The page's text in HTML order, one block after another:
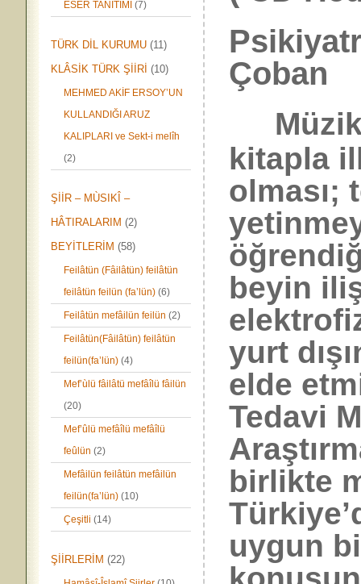
ESER TANITIMI (7)
TÜRK DİL KURUMU (11)
KLÂSİK TÜRK ŞİİRİ (10)
MEHMED AKİF ERSOY’UN
KULLANDIĞI ARUZ
KALIPLARI ve Sekt-i melîh
(2)
ŞİİR – MÙSIKÎ –
HÂTIRALARIM (2)
BEYİTLERİM (58)
Feilâtün (Fâilâtün) feilâtün
feilâtün feilün (fa’lün) (6)
Feilâtün mefâilün feilün (2)
Feilâtün(Fâilâtün) feilâtün
feilün(fa’lün) (4)
Mef’ùlü fâilâtü mefâîlü fâilün
(20)
Mef’ûlü mefâîlü mefâîlü
feûlün (2)
Mefâilün feilâtün mefâilün
feilün(fa’lün) (10)
Çeşitli (14)
ŞİİRLERİM (22)
Çoban
kitapla
olması;
beyin
yurt
elde
Tedavi
birlikte
uygun